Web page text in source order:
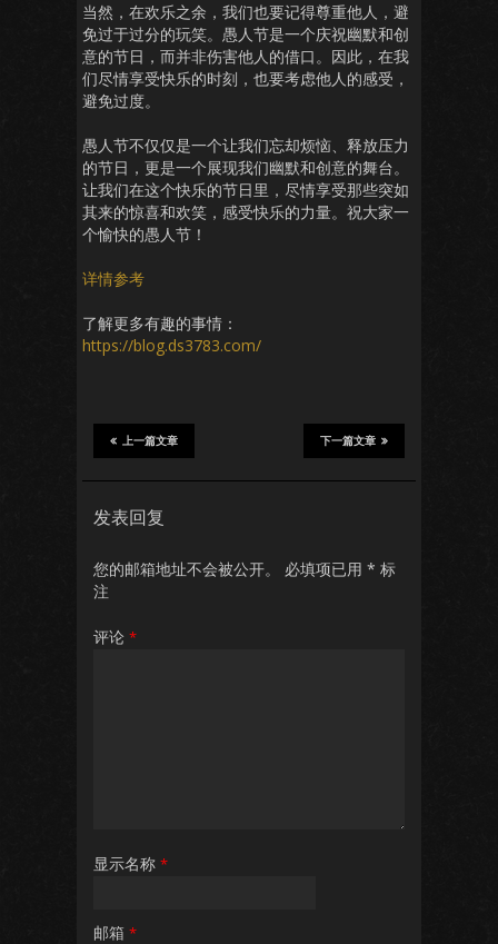
当然，在欢乐之余，我们也要记得尊重他人，避
免过于过分的玩笑。愚人节是一个庆祝幽默和创
意的节日，而并非伤害他人的借口。因此，在我
们尽情享受快乐的时刻，也要考虑他人的感受，
避免过度。
愚人节不仅仅是一个让我们忘却烦恼、释放压力
的节日，更是一个展现我们幽默和创意的舞台。
让我们在这个快乐的节日里，尽情享受那些突如
其来的惊喜和欢笑，感受快乐的力量。祝大家一
个愉快的愚人节！
详情参考
了解更多有趣的事情：
https://blog.ds3783.com/
下一篇文章
上一篇文章
发表回复
您的邮箱地址不会被公开。 必填项已用 * 标
注
评论 *
显示名称 *
邮箱 *